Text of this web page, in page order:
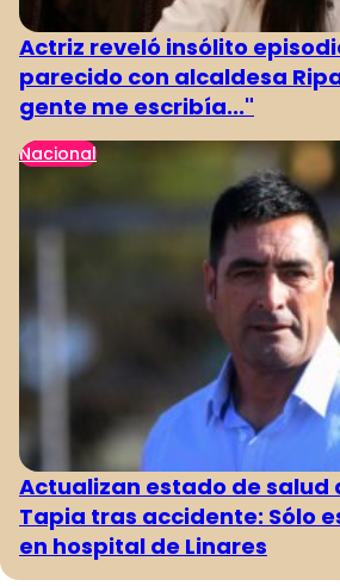
Actriz reveló insólito
parecido con alcaldesa
gente me escribía..."
Nacional
Actualizan estado de salud
Tapia tras accidente: Sólo
en hospital de Linares